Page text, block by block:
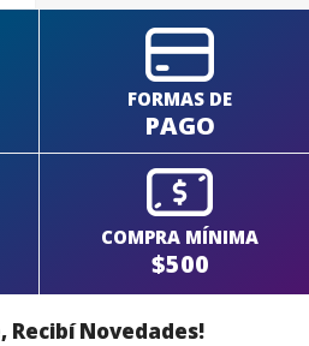
FORMAS DE
PAGO
COMPRA MÍNIMA
$500
Recibí Novedades!